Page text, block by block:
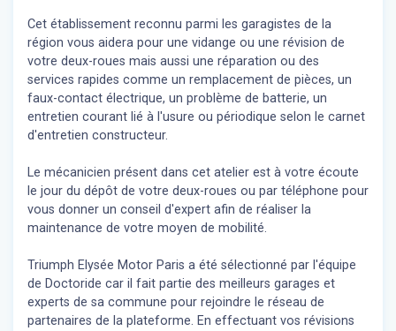
Cet établissement reconnu parmi les garagistes de la
région vous aidera pour une vidange ou une révision de
votre deux-roues mais aussi une réparation ou des
services rapides comme un remplacement de pièces, un
faux-contact électrique, un problème de batterie, un
entretien courant lié à l'usure ou périodique selon le carnet
d'entretien constructeur.
Le mécanicien présent dans cet atelier est à votre écoute
le jour du dépôt de votre deux-roues ou par téléphone pour
vous donner un conseil d'expert afin de réaliser la
maintenance de votre moyen de mobilité.
Triumph Elysée Motor Paris a été sélectionné par l'équipe
de Doctoride car il fait partie des meilleurs garages et
experts de sa commune pour rejoindre le réseau de
partenaires de la plateforme. En effectuant vos révisions